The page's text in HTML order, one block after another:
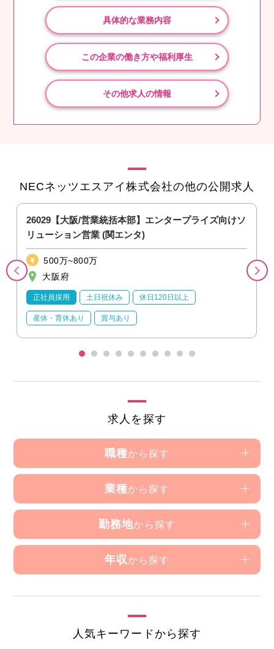
具体的な業務内容
この企業の働き方や福利厚生
その他求人の情報
NECネッツエスアイ株式会社の他の公開求人
26029【大阪/営業統括本部】エンタープライズ向けソ
リューション営業 (関エンタ)
500万~800万
大阪府
正社員採用 土日祝休み 休日120日以上
産休・育休あり 賞与あり
求人を探す
職種から探す
業種から探す
勤務地から探す
年収 から探す
人気キーワードから探す